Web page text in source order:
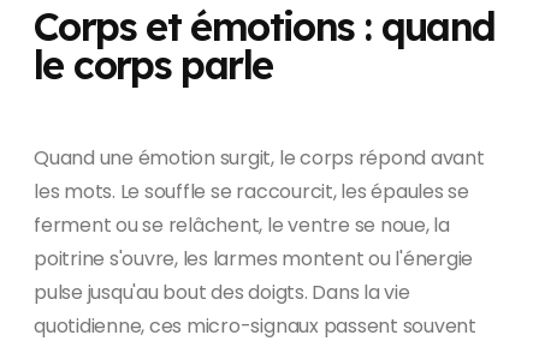
Corps et émotions : quand
le corps parle
Quand une émotion surgit, le corps répond avant
les mots. Le souffle se raccourcit, les épaules se
ferment ou se relâchent, le ventre se noue, la
poitrine s'ouvre, les larmes montent ou l'énergie
pulse jusqu'au bout des doigts. Dans la vie
quotidienne, ces micro-signaux passent souvent